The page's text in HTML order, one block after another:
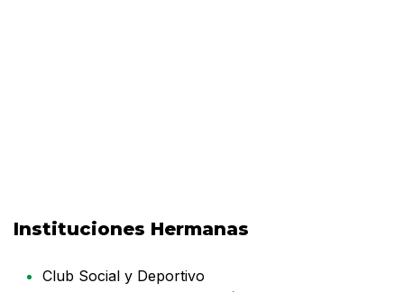
Instituciones Hermanas
Club Social y Deportivo